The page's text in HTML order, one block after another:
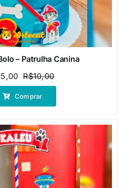
– Patrulha Canina
R$10,00O
preço
era:
5,00
O
preço
é:
Comprar